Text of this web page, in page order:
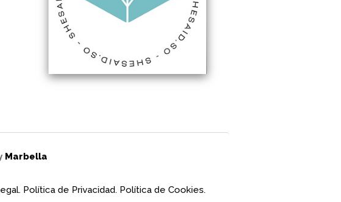
Marbella
Política de Privacidad. Política de Cookies.